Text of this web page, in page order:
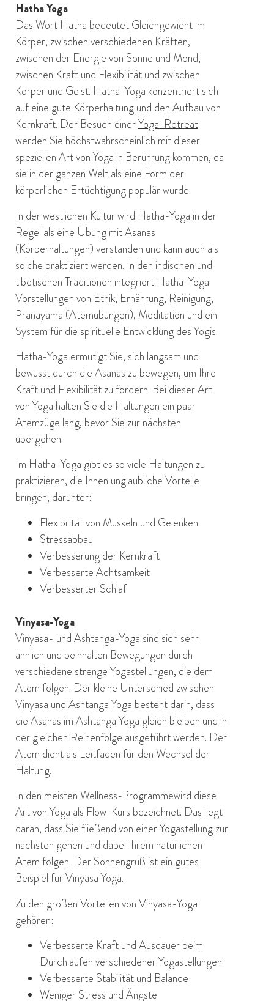
Hatha Yoga
Das Wort Hatha bedeutet Gleichgewicht im
Körper, zwischen verschiedenen Kräften,
zwischen der Energie von Sonne und Mond,
zwischen Kraft und Flexibilität und zwischen
Körper und Geist. Hatha-Yoga konzentriert sich
auf eine gute Körperhaltung und den Aufbau von
Kernkraft. Der Besuch einerYoga-Retreat
werden Sie höchstwahrscheinlich mit dieser
speziellen Art von Yoga in Berührung kommen, da
sie in der ganzen Welt als eine Form der
körperlichen Ertüchtigung populär wurde.
In der westlichen Kultur wird Hatha-Yoga in der
Regel als eine Übung mit Asanas
(Körperhaltungen) verstanden und kann auch als
solche praktiziert werden. In den indischen und
tibetischen Traditionen integriert Hatha-Yoga
Vorstellungen von Ethik, Ernährung, Reinigung,
Pranayama (Atemübungen), Meditation und ein
System für die spirituelle Entwicklung des Yogis.
Hatha-Yoga ermutigt Sie, sich langsam und
bewusst durch die Asanas zu bewegen, um Ihre
Kraft und Flexibilität zu fordern. Bei dieser Art
von Yoga halten Sie die Haltungen ein paar
Atemzüge lang, bevor Sie zur nächsten
übergehen.
Im Hatha-Yoga gibt es so viele Haltungen zu
praktizieren, die Ihnen unglaubliche Vorteile
bringen, darunter:
Flexibilität von Muskeln und Gelenken
Stressabbau
Verbesserung der Kernkraft
Verbesserte Achtsamkeit
Verbesserter Schlaf
Vinyasa-Yoga
Vinyasa- und Ashtanga-Yoga sind sich sehr
ähnlich und beinhalten Bewegungen durch
verschiedene strenge Yogastellungen, die dem
Atem folgen. Der kleine Unterschied zwischen
Vinyasa und Ashtanga Yoga besteht darin, dass
die Asanas im Ashtanga Yoga gleich bleiben und in
der gleichen Reihenfolge ausgeführt werden. Der
Atem dient als Leitfaden für den Wechsel der
Haltung.
In den meistenWellness-Programmewird diese
Art von Yoga als Flow-Kurs bezeichnet. Das liegt
daran, dass Sie fließend von einer Yogastellung zur
nächsten gehen und dabei Ihrem natürlichen
Atem folgen. Der Sonnengruß ist ein gutes
Beispiel für Vinyasa Yoga.
Zu den großen Vorteilen von Vinyasa-Yoga
gehören:
Verbesserte Kraft und Ausdauer beim
Durchlaufen verschiedener Yogastellungen
Verbesserte Stabilität und Balance
Weniger Stress und Ängste